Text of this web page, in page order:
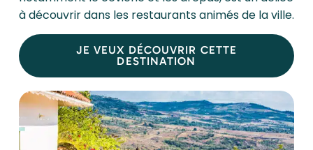
à découvrir dans les restaurants animés de la ville.
JE VEUX DÉCOUVRIR CETTE
DESTINATION